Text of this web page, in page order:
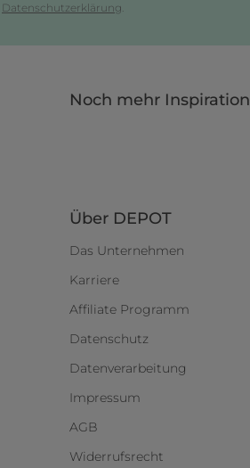
Datenschutzerklärung.
Noch mehr Inspiration
Über DEPOT
Das Unternehmen
Karriere
Affiliate Programm
Datenschutz
Datenverarbeitung
Impressum
AGB
Widerrufsrecht